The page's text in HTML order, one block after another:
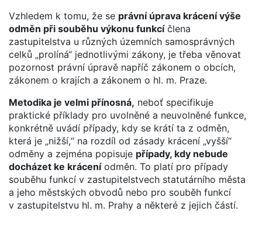
Vzhledem k tomu, že se právní úprava krácení výše
odměn při souběhu výkonu funkcíčlena
zastupitelstva u různých územních samosprávných
celků „prolíná“ jednotlivými zákony, je třeba věnovat
pozornost právní úpravě napříč zákonem o obcích,
zákonem o krajích a zákonem o hl. m. Praze.
Metodika je velmi přínosná, neboť specifikuje
praktické příklady pro uvolněné a neuvolněné funkce,
konkrétně uvádí případy, kdy se krátí ta z odměn,
která je „nižší,“ na rozdíl od zásady krácení „vyšší“
odměny a zejména popisuje případy, kdy nebude
docházet ke kráceníodměn. To platí pro případy
souběhu funkcí v zastupitelstvech statutárního města
a jeho městských obvodů nebo pro souběh funkcí
v zastupitelstvu hl. m. Prahy a některé z jejich částí.